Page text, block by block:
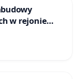
w rejonie